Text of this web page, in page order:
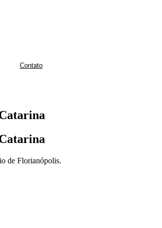
Contato
de Florianópolis.